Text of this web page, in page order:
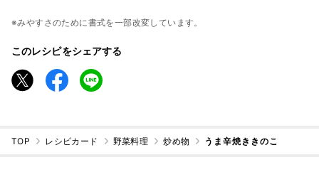
※みやすさのために書式を一部改変しています。
このレシピをシェアする
TOP レシピカード 野菜料理 炒め物 うま辛焼ききのこ